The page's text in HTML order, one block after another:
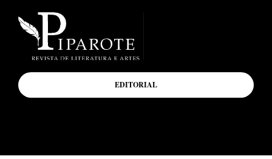
EDITORIAL